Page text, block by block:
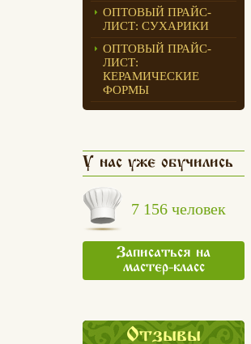
ОПТОВЫЙ ПРАЙС-
ЛИСТ: СУХАРИКИ
ОПТОВЫЙ ПРАЙС-
ЛИСТ:
КЕРАМИЧЕСКИЕ
ФОРМЫ
У нас уже обучились
7 156 человек
Записаться на
мастер-класс
Отзывы